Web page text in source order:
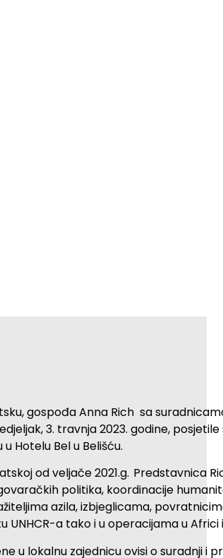
gospođa Anna Rich sa
3. travnja 2023. godine,
Hotelu Bel u Belišću.
od veljače 2021.g. Predstavnica
politika, koordinacije
azila, izbjeglicama,
a tako i u operacijama u Africi
u lokalnu zajednicu ovisi o suradnji i